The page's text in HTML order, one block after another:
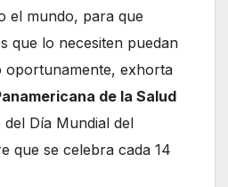
el mundo, para que
que lo necesiten puedan
oportunamente, exhorta
de la Salud
Día Mundial del
que se celebra cada 14